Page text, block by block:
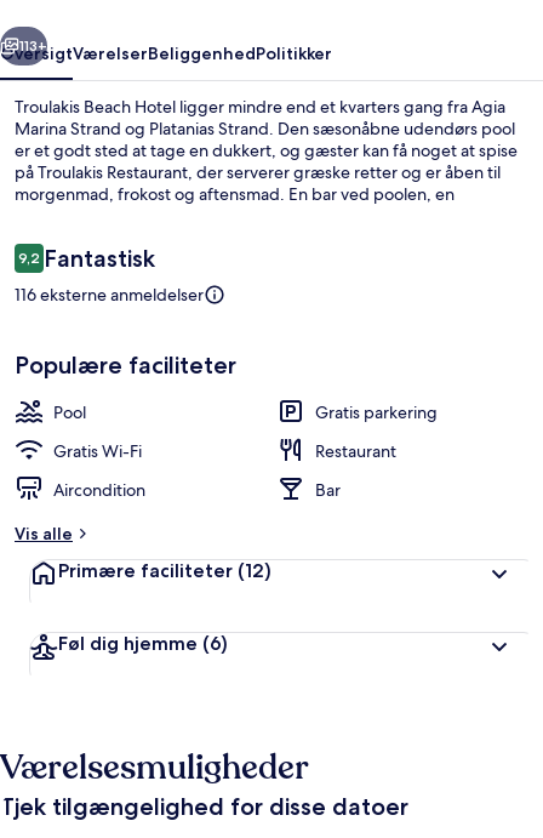
Næste
113+
OversigtVærelserBeliggenhedPolitikker
Troulakis Beach Hotel ligger mindre end et kvarters gang fra Agia
Marina Strand og Platanias Strand. Den sæsonåbne udendørs pool
er et godt sted at tage en dukkert, og gæster kan få noget at spise
på Troulakis Restaurant, der serverer græske retter og er åben til
morgenmad, frokost og aftensmad. En bar ved poolen, en
Anmeldelser
9,29,2 ud af 10.
Fantastisk
116 eksterne anmeldelser
Populære faciliteter
Pool
Gratis parkering
Gratis Wi-Fi
Restaurant
Aircondition
Bar
Vis alle
Primære faciliteter (12)
Føl dig hjemme (6)
Værelsesmuligheder
Tjek tilgængelighed for disse datoer